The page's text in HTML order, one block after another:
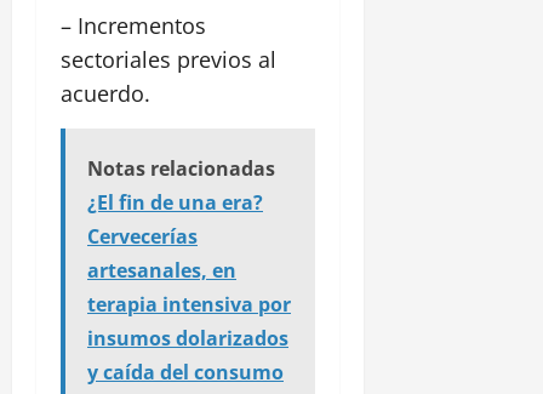
– Incrementos
sectoriales previos al
acuerdo.
Notas relacionadas
¿El fin de una era?
Cervecerías
artesanales, en
terapia intensiva por
insumos dolarizados
y caída del consumo